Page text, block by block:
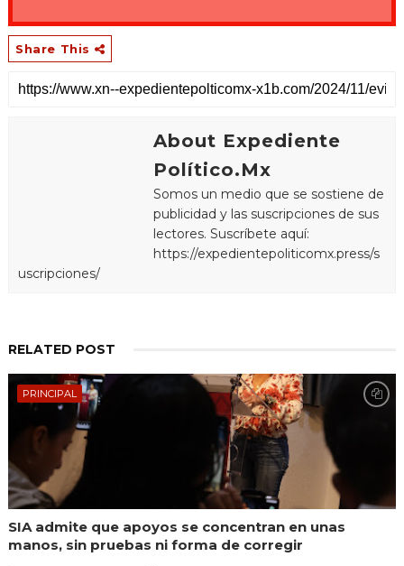
Share This
About Expediente
Político.Mx
Somos un medio que se sostiene de
publicidad y las suscripciones de sus
lectores. Suscríbete aquí:
https://expedientepoliticomx.press/s
uscripciones/
RELATED POST
PRINCIPAL
SIA admite que apoyos se concentran en unas
manos, sin pruebas ni forma de corregir